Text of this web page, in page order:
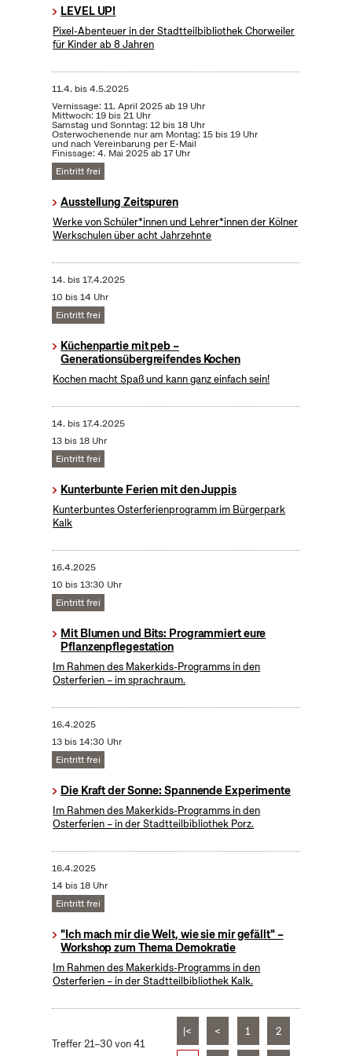
LEVEL UP!
Pixel-Abenteuer in der Stadtteilbibliothek Chorweiler
für Kinder ab 8 Jahren
11.4. bis4.5.2025
Vernissage: 11. April 2025 ab 19 Uhr
Mittwoch: 19 bis 21 Uhr
Samstag und Sonntag: 12 bis 18 Uhr
Osterwochenende nur am Montag: 15 bis 19 Uhr
und nach Vereinbarung per E-Mail
Finissage: 4. Mai 2025 ab 17 Uhr
Eintritt frei
Ausstellung Zeitspuren
Werke von Schüler*innen und Lehrer*innen der Kölner
Werkschulen über acht Jahrzehnte
14. bis17.4.2025
10 bis 14 Uhr
Eintritt frei
Küchenpartie mit peb –
Generationsübergreifendes Kochen
Kochen macht Spaß und kann ganz einfach sein!
14. bis17.4.2025
13 bis 18 Uhr
Eintritt frei
Kunterbunte Ferien mit den Juppis
Kunterbuntes Osterferienprogramm im Bürgerpark
Kalk
16.4.2025
10 bis 13:30 Uhr
Eintritt frei
Mit Blumen und Bits: Programmiert eure
Pflanzenpflegestation
Im Rahmen des Makerkids-Programms in den
Osterferien – im sprachraum.
16.4.2025
13 bis 14:30 Uhr
Eintritt frei
Die Kraft der Sonne: Spannende Experimente
Im Rahmen des Makerkids-Programms in den
Osterferien – in der Stadtteilbibliothek Porz.
16.4.2025
14 bis 18 Uhr
Eintritt frei
"Ich mach mir die Welt, wie sie mir gefällt" –
Workshop zum Thema Demokratie
Im Rahmen des Makerkids-Programms in den
Osterferien – in der Stadtteilbibliothek Kalk.
Treffer 21–30 von 41
|< < 1 2